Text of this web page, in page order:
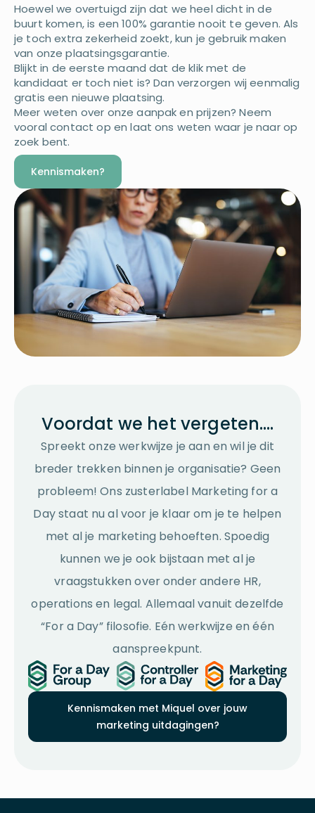
Hoewel we overtuigd zijn dat we heel dicht in de
buurt komen, is een 100% garantie nooit te geven. Als
je toch extra zekerheid zoekt, kun je gebruik maken
van onze plaatsingsgarantie.
Blijkt in de eerste maand dat de klik met de
kandidaat er toch niet is? Dan verzorgen wij eenmalig
gratis een nieuwe plaatsing.
Meer weten over onze aanpak en prijzen? Neem
vooral contact op en laat ons weten waar je naar op
zoek bent.
Kennismaken?
Voordat we het vergeten….
Spreekt onze werkwijze je aan en wil je dit
breder trekken binnen je organisatie? Geen
probleem! Ons zusterlabel Marketing for a
Day staat nu al voor je klaar om je te helpen
met al je marketing behoeften. Spoedig
kunnen we je ook bijstaan met al je
vraagstukken over onder andere HR,
operations en legal. Allemaal vanuit dezelfde
“For a Day” filosofie. Eén werkwijze en één
aanspreekpunt.
Kennismaken met Miquel over jouw
marketing uitdagingen?